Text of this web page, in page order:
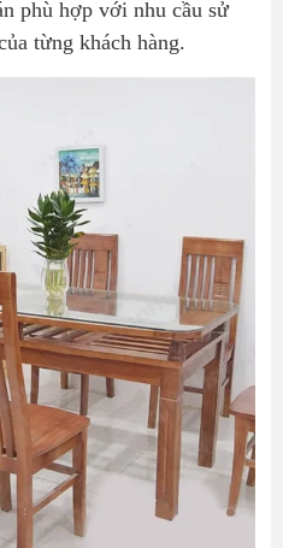
phù hợp với nhu cầu sử
từng khách hàng.